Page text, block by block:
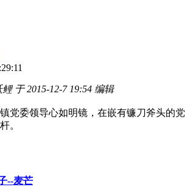
于 2015-12-7 19:54 编辑
党委领导心如明镜，在嵌有镰刀斧头的党
。
--麦芒